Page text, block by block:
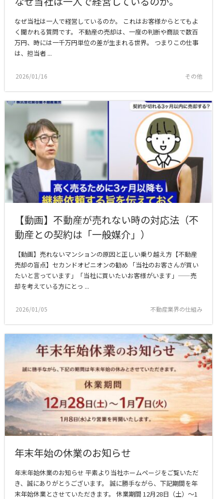
なぜ当社は一人で経営しているのか。 これはお客様からとてもよ
く聞かれる質問です。 不動産の売却は、一度の判断や商談で数百
万円、時には一千万円単位の差が生まれる世界。 つまりこの仕事
は、担当者 ...
2026/01/16 その他
【動画】不動産が売れない時の対応法（不
動産との契約は「一般媒介」）
【動画】売れないマンションの原因と正しい乗り越え方【不動産
売却の盲点】セカンドオピニオンの勧め 「当社のお客さんが買い
たいと言っています」「当社に買いたいお客様がいます」——売
却を考えている方にとっ ...
2026/01/05 不動産業界の仕組み
年末年始の休業のお知らせ
年末年始休業のお知らせ 平素より当社ホームページをご覧いただ
き、誠にありがとうございます。 誠に勝手ながら、下記期間を年
末年始休業とさせていただきます。 休業期間 12月28日（土）〜1